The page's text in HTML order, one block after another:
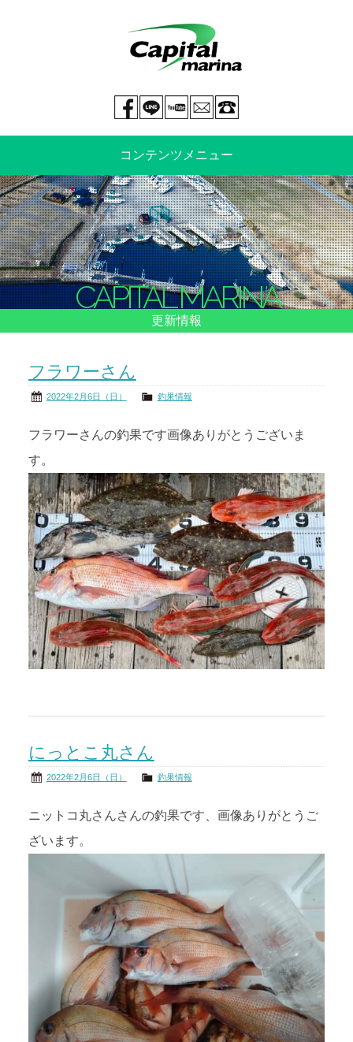
mail
You tube
LINE@
Facebook page
コンテンツメニュー
中古艇情報 新艇情報
船のご売却 整備・特殊艤装
船舶保険 マリーナ情報・料金表
茨城の海
CAPITAL MARINA
更新情報
フラワーさん
2022年2月6日（日） 釣果情報
フラワーさんの釣果です画像ありがとうございま
す。
にっとこ丸さん
2022年2月6日（日） 釣果情報
ニットコ丸さんさんの釣果です、画像ありがとうご
ざいます。